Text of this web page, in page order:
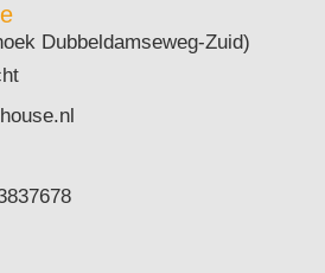
Dubbeldamseweg-Zuid)